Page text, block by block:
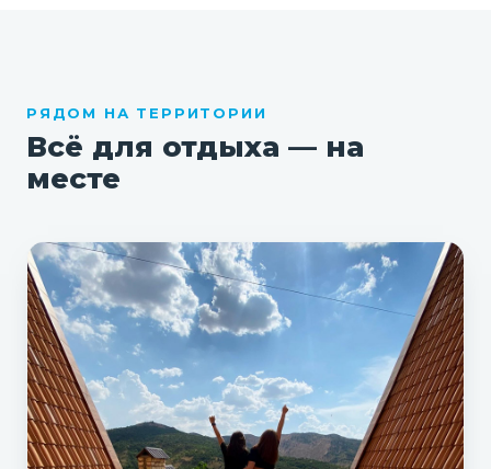
РЯДОМ НА ТЕРРИТОРИИ
Всё для отдыха — на
месте